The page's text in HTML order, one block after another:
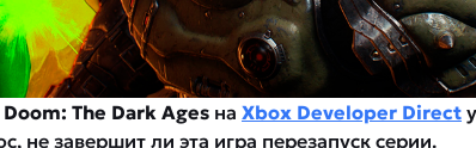
Doom: The Dark Ages на Xbox Developer Direct у
не завершит ли эта игра перезапуск серии.